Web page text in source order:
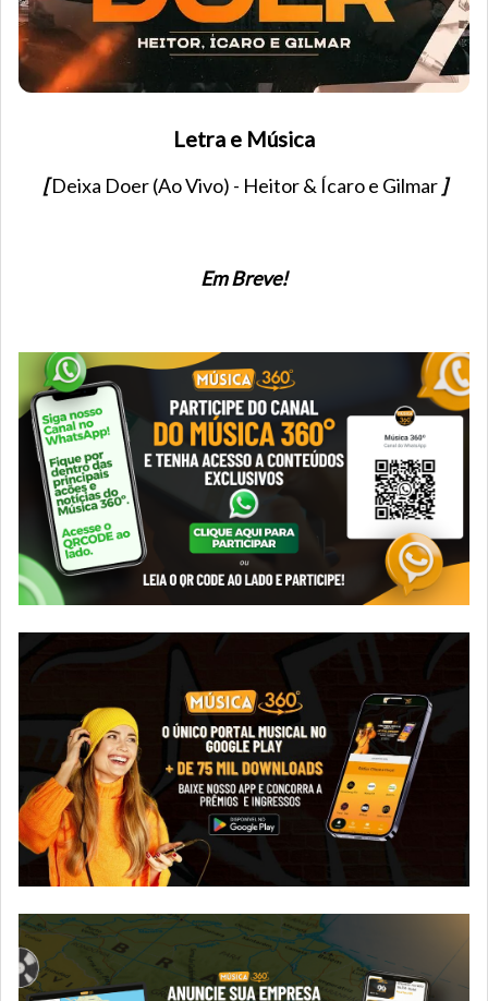
Letra e Música
[Deixa Doer (Ao Vivo) - Heitor & Ícaro e Gilmar]
Em Breve!